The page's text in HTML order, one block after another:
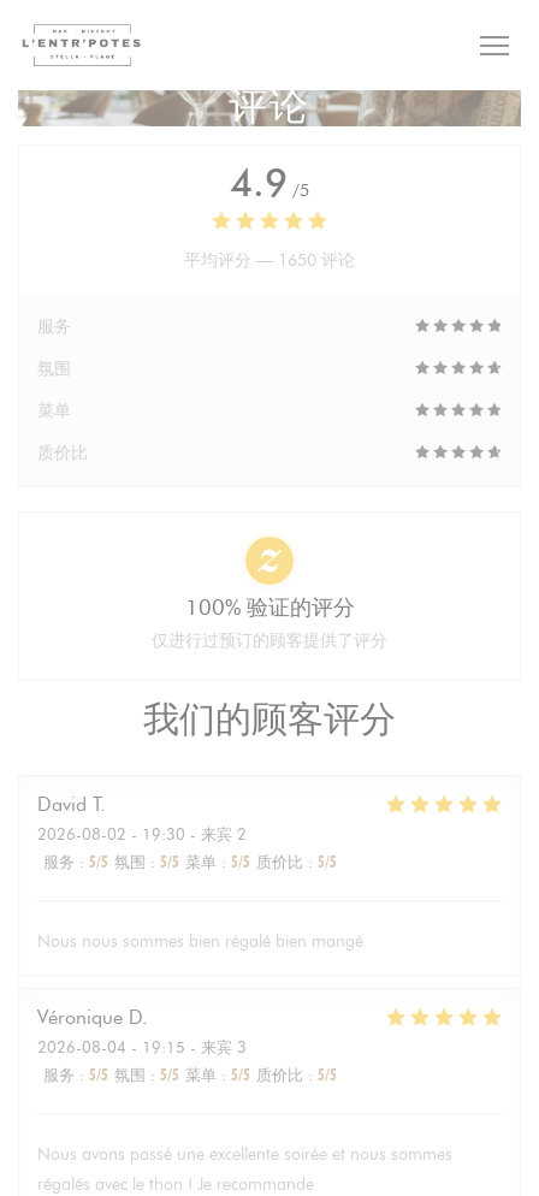
评论
我们的顾客评分
David T
2026-08-02 - 19:30 - 来宾 2
服务 : 5/5 氛围 : 5/5 菜单 : 5/5 质价比 : 5/5
Nous nous sommes bien régalé bien mangé
Véronique D
2026-08-04 - 19:15 - 来宾 3
服务 : 5/5 氛围 : 5/5 菜单 : 5/5 质价比 : 5/5
Nous avons passé une excellente soirée et nous sommes
régalés avec le thon ! Je recommande
4.9 /5
平均评分 — 1650 评论
服务
氛围
菜单
质价比
100% 验证的评分
仅进行过预订的顾客提供了评分